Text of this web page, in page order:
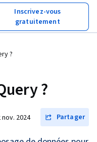
Inscrivez-vous
gratuitement
?
?
nov. 2024 Partager